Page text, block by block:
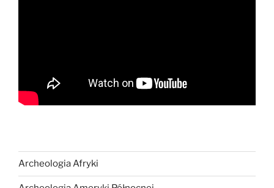
Archeologia Afryki